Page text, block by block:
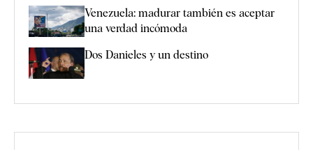
Venezuela: madurar también es aceptar
una verdad incómoda
Dos Danieles y un destino